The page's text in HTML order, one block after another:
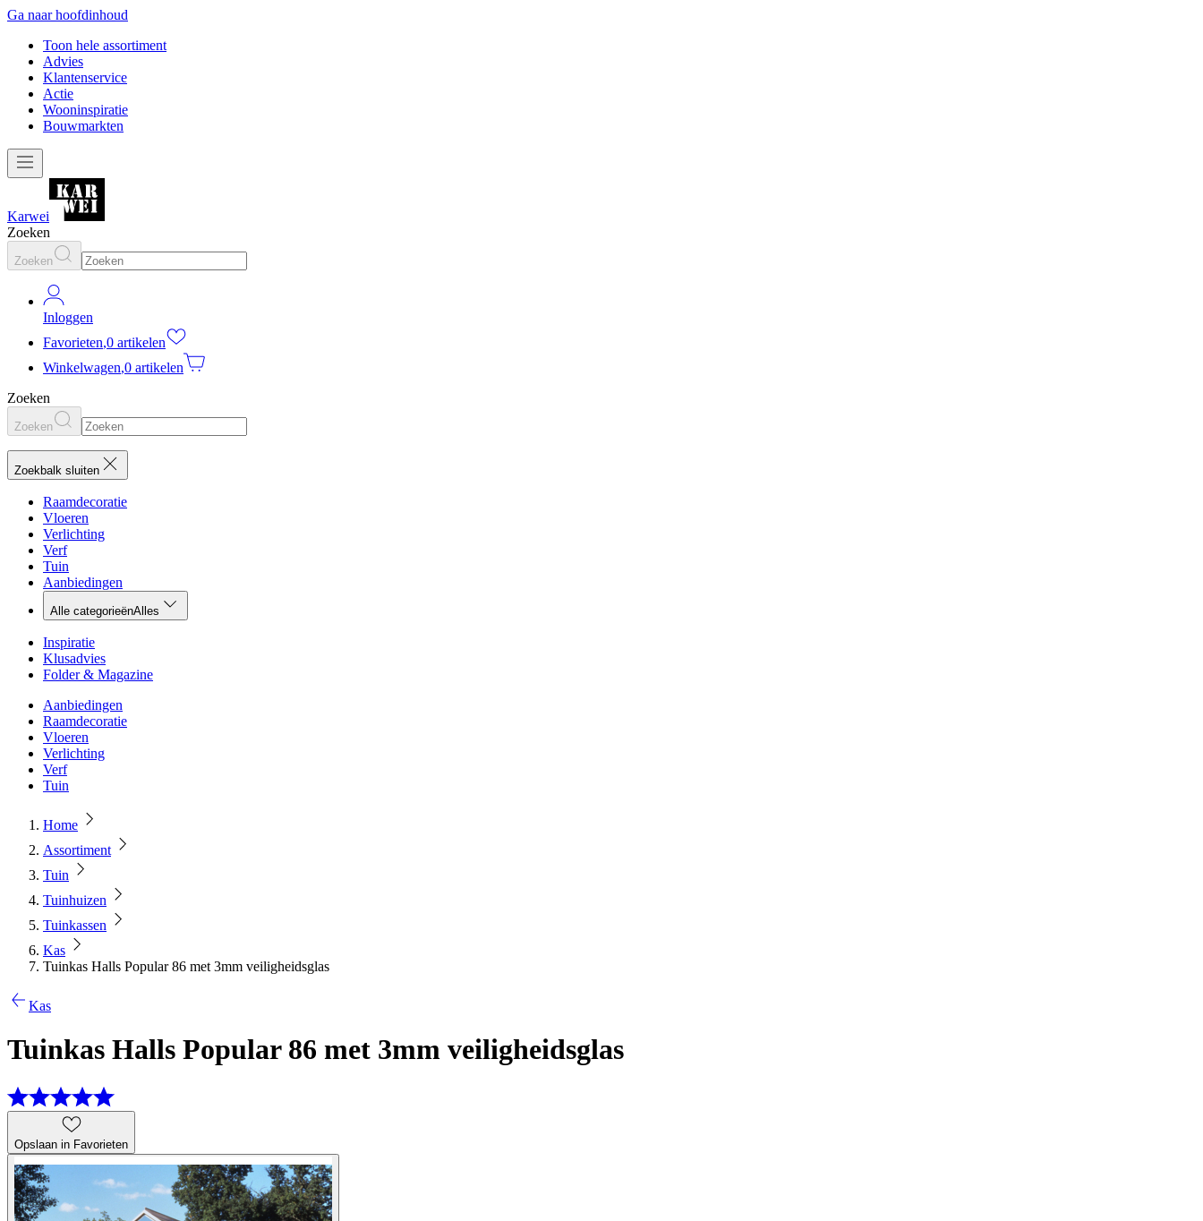
Ga naar hoofdinhoud
Toon hele assortiment
Advies
Klantenservice
Actie
Wooninspiratie
Bouwmarkten
Karwei
Zoeken
Zoeken
Inloggen
Favorieten,0 artikelen
Winkelwagen,0 artikelen
Zoeken
Zoeken
Zoekbalk sluiten
Raamdecoratie
Vloeren
Verlichting
Verf
Tuin
Aanbiedingen
Alle categorieënAlles
Inspiratie
Klusadvies
Folder & Magazine
Aanbiedingen
Raamdecoratie
Vloeren
Verlichting
Verf
Tuin
Home
Assortiment
Tuin
Tuinhuizen
Tuinkassen
Kas
Tuinkas Halls Popular 86 met 3mm veiligheidsglas
Kas
Tuinkas Halls Popular 86 met 3mm veiligheidsglas
Opslaan in Favorieten